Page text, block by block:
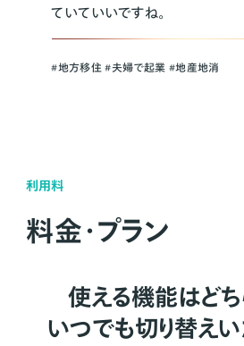
ていていいですね。
#地方移住 #夫婦で起業 #地産地消
利用料
料金・プラン
使える機能はどち
いつでも切り替えい